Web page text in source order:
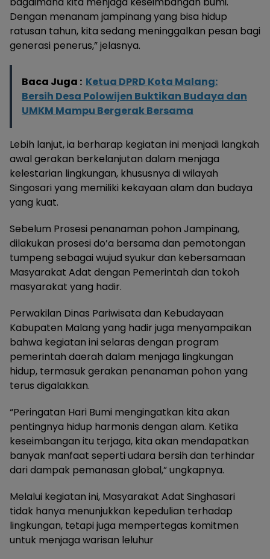
Dengan menanam jampinang yang bisa hidup
ratusan tahun, kita sedang meninggalkan pesan bagi
generasi penerus,” jelasnya.
Baca Juga : Ketua DPRD Kota Malang:
Bersih Desa Polowijen Buktikan Budaya dan
UMKM Mampu Bergerak Bersama
Lebih lanjut, ia berharap kegiatan ini menjadi langkah
awal gerakan berkelanjutan dalam menjaga
kelestarian lingkungan, khususnya di wilayah
Singosari yang memiliki kekayaan alam dan budaya
yang kuat.
Sebelum Prosesi penanaman pohon Jampinang,
dilakukan prosesi do’a bersama dan pemotongan
tumpeng sebagai wujud syukur dan kebersamaan
Masyarakat Adat dengan Pemerintah dan tokoh
masyarakat yang hadir.
Perwakilan Dinas Pariwisata dan Kebudayaan
Kabupaten Malang yang hadir juga menyampaikan
bahwa kegiatan ini selaras dengan program
pemerintah daerah dalam menjaga lingkungan
hidup, termasuk gerakan penanaman pohon yang
terus digalakkan.
“Peringatan Hari Bumi mengingatkan kita akan
pentingnya hidup harmonis dengan alam. Ketika
keseimbangan itu terjaga, kita akan mendapatkan
banyak manfaat seperti udara bersih dan terhindar
dari dampak pemanasan global,” ungkapnya.
Melalui kegiatan ini, Masyarakat Adat Singhasari
tidak hanya menunjukkan kepedulian terhadap
lingkungan, tetapi juga mempertegas komitmen
untuk menjaga warisan leluhur